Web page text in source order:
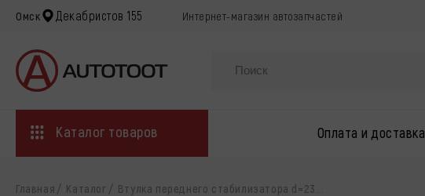
Омск Декабристов 155 Интернет-магазин автозапчастей
Каталог товаров Оплата и доставка
Главная Каталог Втулка переднего стабилизатора d=23...